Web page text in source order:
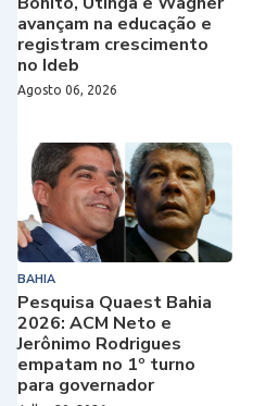
avançam na educação e
registram crescimento
no Ideb
Agosto 06, 2026
BAHIA
Pesquisa Quaest Bahia
2026: ACM Neto e
Jerônimo Rodrigues
empatam no 1º turno
para governador